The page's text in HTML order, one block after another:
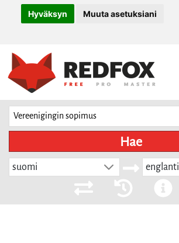
Hyväksyn Muuta asetuksiani
Hae
suomi englanti